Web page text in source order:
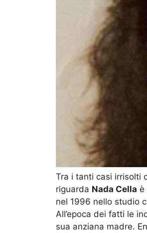
Tra i tanti casi irrisolti
riguarda Nada Cella è
nel 1996 nello studio
All’epoca dei fatti le
sua anziana madre.